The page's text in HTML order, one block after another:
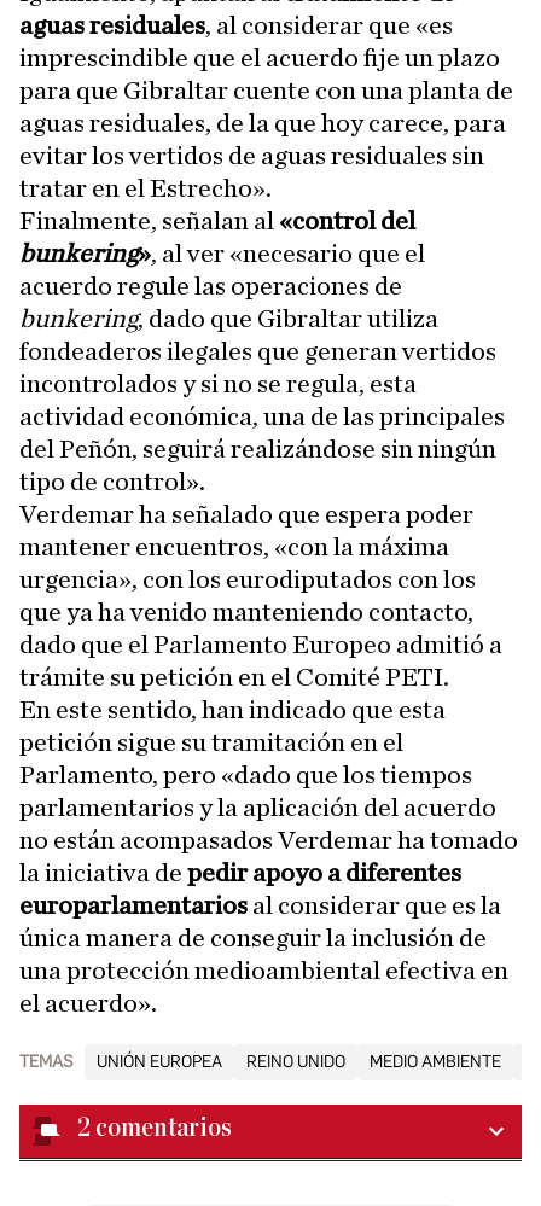
aguas residuales, al considerar que «es
imprescindible que el acuerdo fije un plazo
para que Gibraltar cuente con una planta de
aguas residuales, de la que hoy carece, para
evitar los vertidos de aguas residuales sin
tratar en el Estrecho».
Finalmente, señalan al «control del
bunkering», al ver «necesario que el
acuerdo regule las operaciones de
bunkering, dado que Gibraltar utiliza
fondeaderos ilegales que generan vertidos
incontrolados y si no se regula, esta
actividad económica, una de las principales
del Peñón, seguirá realizándose sin ningún
tipo de control».
Verdemar ha señalado que espera poder
mantener encuentros, «con la máxima
urgencia», con los eurodiputados con los
que ya ha venido manteniendo contacto,
dado que el Parlamento Europeo admitió a
trámite su petición en el Comité PETI.
En este sentido, han indicado que esta
petición sigue su tramitación en el
Parlamento, pero «dado que los tiempos
parlamentarios y la aplicación del acuerdo
no están acompasados Verdemar ha tomado
la iniciativa de pedir apoyo a diferentes
europarlamentarios al considerar que es la
única manera de conseguir la inclusión de
una protección medioambiental efectiva en
el acuerdo».
TEMAS UNIÓN EUROPEA REINO UNIDO MEDIO AMBIENTE
2 comentarios